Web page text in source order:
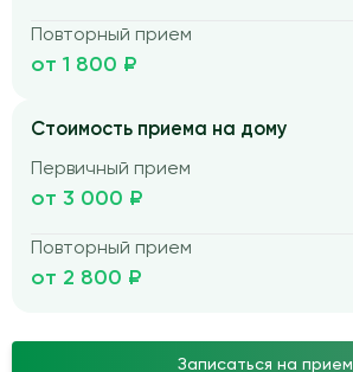
Повторный прием
от 1 800 ₽
Стоимость приема на дому
Первичный прием
от 3 000 ₽
Повторный прием
от 2 800 ₽
Записаться на прием